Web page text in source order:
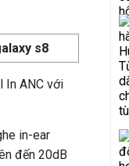
In ANC với
in-ear
đến 20dB